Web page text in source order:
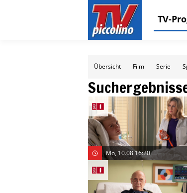
TV-
Übersicht Film Serie
Mo, 10.08 16:20